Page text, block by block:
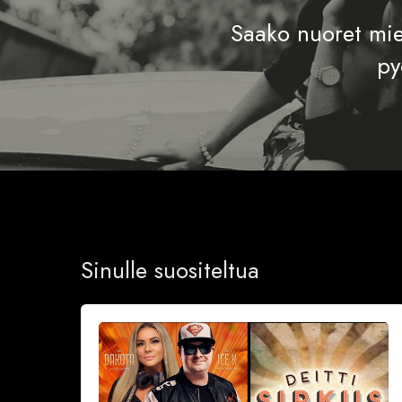
Saako nuoret
Sinulle suositeltua
19.9.2026